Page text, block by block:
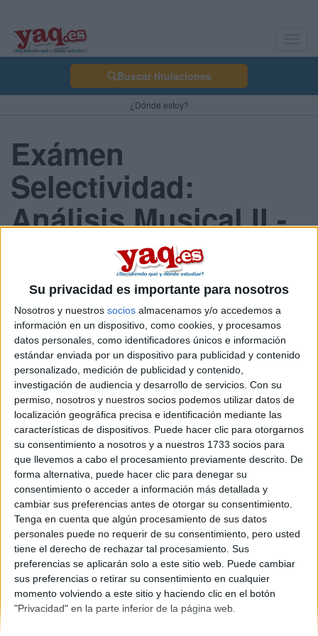
Su privacidad es importante para nosotros
Nosotros y nuestros socios almacenamos y/o accedemos a
información en un dispositivo, como cookies, y procesamos
datos personales, como identificadores únicos e información
estándar enviada por un dispositivo para publicidad y contenido
personalizado, medición de publicidad y contenido,
investigación de audiencia y desarrollo de servicios. Con su
permiso, nosotros y nuestros socios podemos utilizar datos de
localización geográfica precisa e identificación mediante las
características de dispositivos. Puede hacer clic para otorgarnos
su consentimiento a nosotros y a nuestros 1733 socios para
que llevemos a cabo el procesamiento previamente descrito. De
forma alternativa, puede hacer clic para denegar su
consentimiento o acceder a información más detallada y
cambiar sus preferencias antes de otorgar su consentimiento.
Tenga en cuenta que algún procesamiento de sus datos
personales puede no requerir de su consentimiento, pero usted
tiene el derecho de rechazar tal procesamiento. Sus
preferencias se aplicarán solo a este sitio web. Puede cambiar
sus preferencias o retirar su consentimiento en cualquier
momento volviendo a este sitio y haciendo clic en el botón
"Privacidad" en la parte inferior de la página web.
Buscar titulaciones
¿Dónde estoy?
Exámen
Selectividad:
Análisis Musical II -
Cataluña 2013
Septiembre
Comunidad:
Cataluña
Año del examen:
2013
Mes de examen:
Septiembre
Asignatura:
Análisis Musical II
Fichero Examen:
ex-men-selectividad-lisis-musical-ii-catalu-2013-septiembre.pdf
Quiénes somos|Contactar|Anúnciate
Aviso legal|Politica de privacidad|Condiciones generales|
de cookies